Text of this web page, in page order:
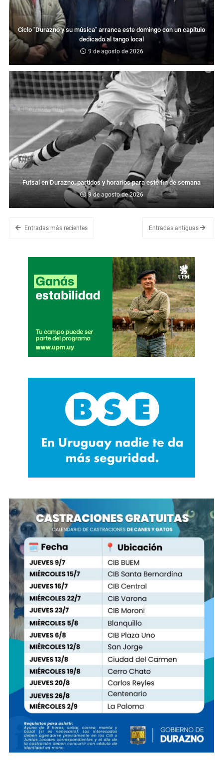
Ciclo "Durazno y su música" arranca este domingo con un capítulo
dedicado al tango local
9 de agosto de 2026
Futsal en Durazno: partidos y horarios para este fin de semana
9 de agosto de 2026
Entradas más recientes Entradas antiguas